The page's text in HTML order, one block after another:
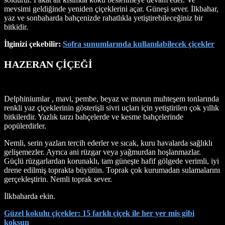
mevsimi geldiğinde yeniden çiçeklerini açar. Güneşi sever. İlkbahar,
yaz ve sonbaharda bahçenizde rahatlıkla yetiştirebileceğiniz bir
bitkidir.
İlginizi çekebilir: Sofra sunumlarında kullanılabilecek çiçekler
HAZERAN ÇİÇEĞİ
Delphiniumlar , mavi, pembe, beyaz ve morun muhteşem tonlarında
renkli yaz çiçeklerinin gösterişli sivri uçları için yetiştirilen çok yıllık
bitkilerdir. Yazlık tarzı bahçelerde ve kesme bahçelerinde
popülerdirler.
Nemli, serin yazları tercih ederler ve sıcak, kuru havalarda sağlıklı
gelişemezler. Ayrıca ani rüzgar veya yağmurdan hoşlanmazlar.
Güçlü rüzgarlardan korunaklı, tam güneşte hafif gölgede verimli, iyi
drene edilmiş toprakta büyütün. Toprak çok kurumadan sulamalarını
gerçekleştirin. Nemli toprak sever.
İlkbaharda ekin.
Güzel kokulu çiçekler: 15 farklı çiçek ile her yer mis gibi
koksun